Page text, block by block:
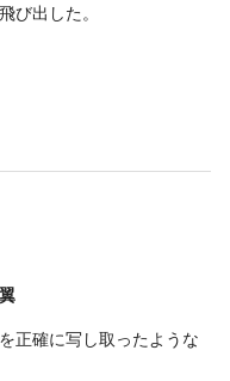
び出した。
正確に写し取ったような